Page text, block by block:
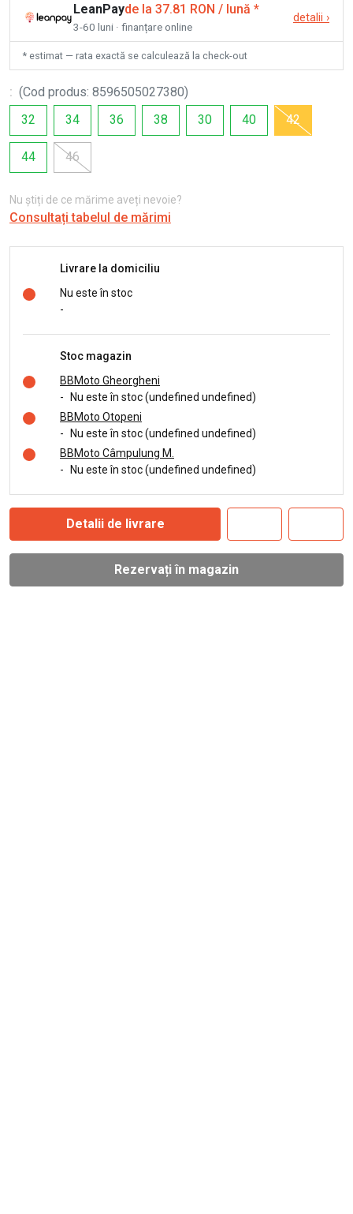
LeanPayde la 37.81 RON / lună *
3-60 luni · finanțare online
detalii ›
* estimat — rata exactă se calculează la check-out
: (Cod produs: 8596505027380)
32
34 36 38 30 40 42
44 46
Nu știți de ce mărime aveți nevoie?
Consultați tabelul de mărimi
Livrare la domiciliu
Nu este în stoc
-
Stoc magazin
BBMoto Gheorgheni
- Nu este în stoc (undefined undefined)
BBMoto Otopeni
- Nu este în stoc (undefined undefined)
BBMoto Câmpulung M.
- Nu este în stoc (undefined undefined)
Detalii de livrare
Rezervați în magazin